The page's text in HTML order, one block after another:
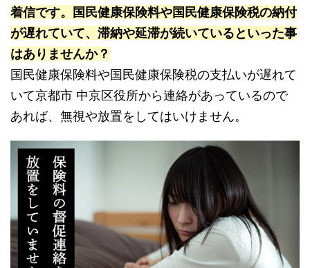
着信です。国民健康保険料や国民健康保険税の納付
が遅れていて、滞納や延滞が続いているといった事
はありませんか？
国民健康保険料や国民健康保険税の支払いが遅れて
いて京都市 中京区役所から連絡があっているので
あれば、無視や放置をしてはいけません。